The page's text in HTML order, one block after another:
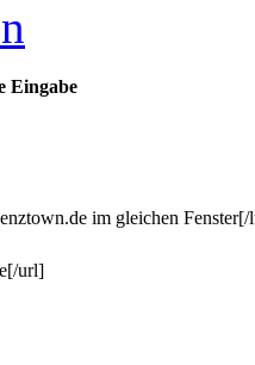
Eingabe
im gleichen
url]